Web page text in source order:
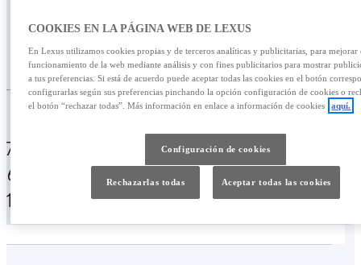
28.400,00 €
476,81 €
/mes
Personalizar financiación
€ /mes
49 mesesEntrada:
€
TAE: 10,15%
Última cuota:
€
COOKIES EN LA PÁGINA WEB DE LEXUS
En Lexus utilizamos cookies propias y de terceros analíticas y publicitarias, para mejorar
funcionamiento de la web mediante análisis y con fines publicitarios para mostrar
a tus preferencias. Si está de acuerdo puede aceptar todas las cookies en el botón
configurarlas según sus preferencias pinchando la opción configuración de cookies o
el botón “rechazar todas”. Más información en enlace a información de cookies aquí.
Configuración de cookies
Rechazarlas todas Aceptar todas las cookies